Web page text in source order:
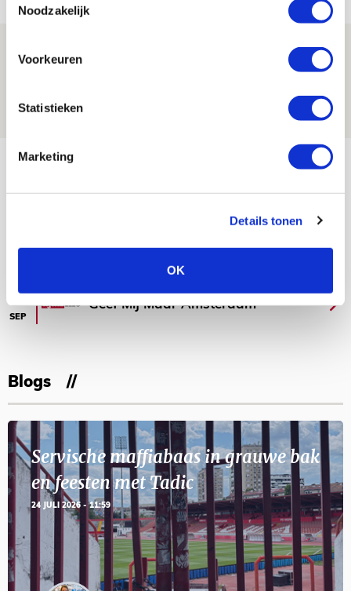
Noodzakelijk
Voorkeuren
Statistieken
Marketing
Details tonen
OK
Spelen bij Jong Ajax of Ajax 1? Dat
NIEUWS
Bekijk meer
[VOL]
11
SEP
Geef Mij Maar Amsterdam
Blogs
Servische maffiabaas in grauwe bak
en feesten met Tadic
24 JULI 2026 - 11:59